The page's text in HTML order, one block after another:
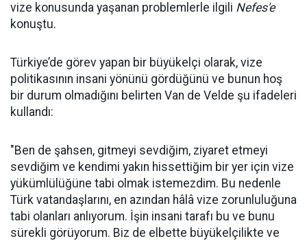
vize konusunda yaşanan problemlerle ilgili Nefes'e
konuştu.
Türkiye’de görev yapan bir büyükelçi olarak, vize
politikasının insani yönünü gördüğünü ve bunun hoş
bir durum olmadığını belirten Van de Velde şu ifadeleri
kullandı:
"Ben de şahsen, gitmeyi sevdiğim, ziyaret etmeyi
sevdiğim ve kendimi yakın hissettiğim bir yer için vize
yükümlülüğüne tabi olmak istemezdim. Bu nedenle
Türk vatandaşlarını, en azından hâlâ vize zorunluluğuna
tabi olanları anlıyorum. İşin insani tarafı bu ve bunu
sürekli görüyorum. Biz de elbette büyükelçilikte ve